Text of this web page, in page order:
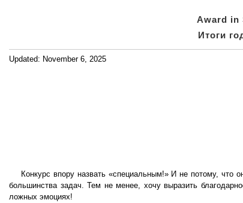
Award in
Итоги
Updated: November 6, 2025
Конкурс впору назвать «специальным!» И не потому, что
большинства задач. Тем не менее, хочу выразить
ложных эмоциях!